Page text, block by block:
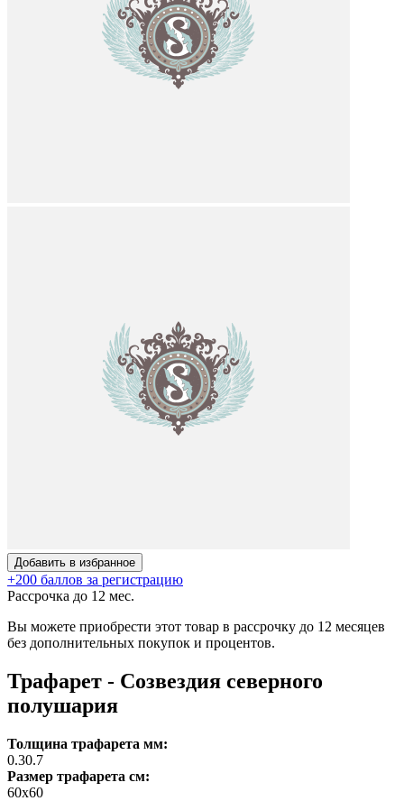
Добавить в избранное
+200 баллов за регистрацию
Рассрочка до 12 мес.
Вы можете приобрести этот товар в рассрочку до 12 месяцев
без дополнительных покупок и процентов.
Трафарет - Созвездия северного
полушария
Толщина трафарета мм:
0.30.7
Размер трафарета см:
60х60